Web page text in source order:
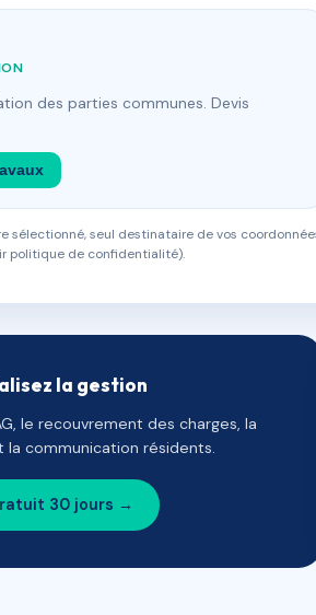
des parties communes. Devis
sélectionné, seul destinataire de vos
politique de confidentialité).
la gestion
le recouvrement des charges, la
la communication résidents.
30 jours →